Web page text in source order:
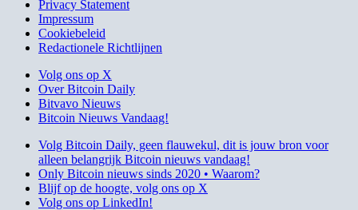
Privacy Statement
Impressum
Cookiebeleid
Redactionele Richtlijnen
Volg ons op X
Over Bitcoin Daily
Bitvavo Nieuws
Bitcoin Nieuws Vandaag!
Volg Bitcoin Daily, geen flauwekul, dit is jouw bron voor
alleen belangrijk Bitcoin nieuws vandaag!
Only Bitcoin nieuws sinds 2020 • Waarom?
Blijf op de hoogte, volg ons op X
Volg ons op LinkedIn!